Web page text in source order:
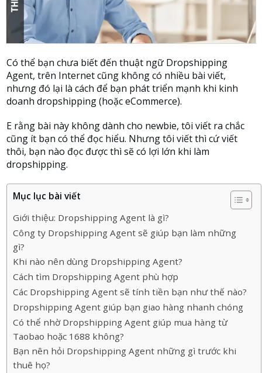
Có thể bạn chưa biết đến thuật ngữ Dropshipping
Agent, trên Internet cũng không có nhiều bài viết,
nhưng đó lại là cách để bạn phát triển mạnh khi kinh
doanh dropshipping (hoặc eCommerce).
E rằng bài này không dành cho newbie, tôi viết ra chắc
cũng ít bạn có thể đọc hiểu. Nhưng tôi viết thì cứ viết
thôi, bạn nào đọc được thì sẽ có lợi lớn khi làm
dropshipping.
Mục lục bài viết
Giới thiệu: Dropshipping Agent là gì?
Công ty Dropshipping Agent sẽ giúp bạn làm những
gì?
Khi nào nên dùng Dropshipping Agent?
Cách tìm Dropshipping Agent phù hợp
Các Dropshipping Agent sẽ tính tiền bạn như thế nào?
Dropshipping Agent giúp bạn giao hàng nhanh chóng
Có thể nhờ Dropshipping Agent giúp mua hàng từ
Taobao hoặc 1688 không?
Bạn nên hỏi Dropshipping Agent những gì trước khi
thuê họ?